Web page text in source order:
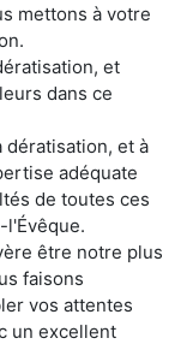
mettons à votre
et
dans ce
dératisation, et à
adéquate
de toutes ces
l'Évêque.
être notre plus
faisons
vos attentes
un excellent